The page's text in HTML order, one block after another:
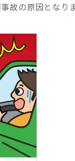
故の原因となり